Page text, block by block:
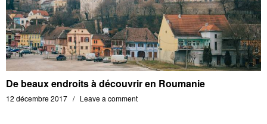
De beaux endroits à découvrir en Roumanie
12 décembre 2017 Leave a comment